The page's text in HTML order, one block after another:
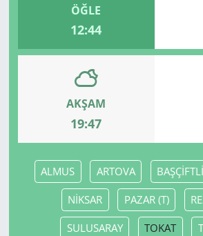
ÖĞLE
12:44
AKŞAM
19:47
ALMUS ARTOVA
NİKSAR PAZAR (T)
SULUSARAY TOKAT